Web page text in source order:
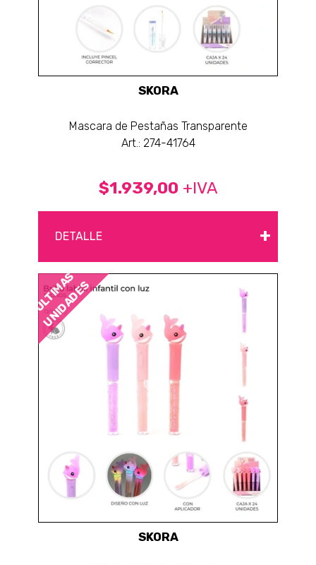
SKORA
Mascara de Pestañas Transparente
Art.: 274-41764
$1.939,00 +IVA
DETALLE +
ÚLTIMAS
UNIDADES
SKORA